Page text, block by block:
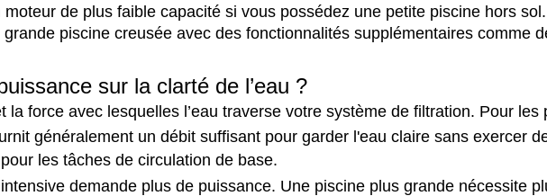
de plus faible capacité si vous possédez une petite piscine hors
piscine creusée avec des fonctionnalités supplémentaires comme
sur la clarté de l’eau ?
la force avec lesquelles l’eau traverse votre système de filtration. Pour
généralement un débit suffisant pour garder l'eau claire sans exercer
les tâches de circulation de base.
demande plus de puissance. Une piscine plus grande nécessite